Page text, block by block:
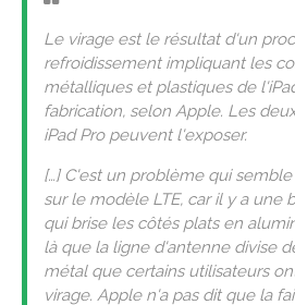
Le virage est le résultat d'un
refroidissement impliquant les
métalliques et plastiques de
fabrication, selon Apple. Les
iPad Pro peuvent l'exposer.
[…] C'est un problème qui
sur le modèle LTE, car il y a une
qui brise les côtés plats en
là que la ligne d'antenne divise
métal que certains utilisateurs
virage. Apple n'a pas dit que la